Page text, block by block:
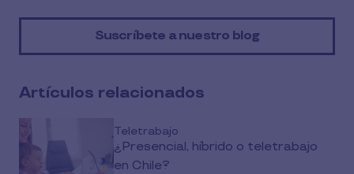
on
Suscríbete a nuestro blog
Artículos relacionados
Teletrabajo
¿Presencial, híbrido o teletrabajo
en Chile?